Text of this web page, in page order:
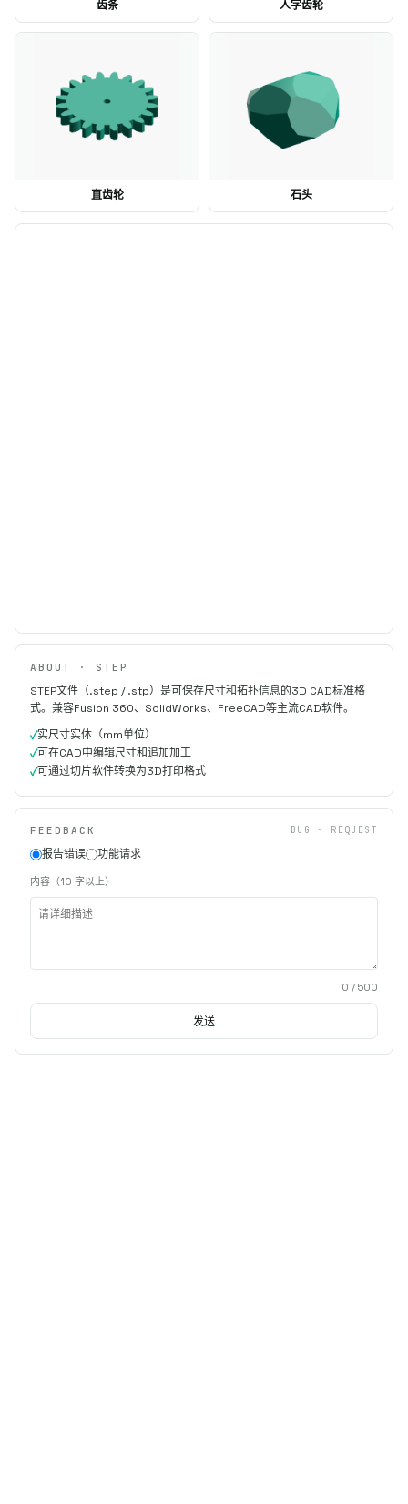
齿条 人字齿轮
直齿轮 石头
ABOUT · STEP
STEP文件（.step / .stp）是可保存尺寸和拓扑信息的3D CAD标准格
式。兼容Fusion 360、SolidWorks、FreeCAD等主流CAD软件。
实尺寸实体（mm单位）
可在CAD中编辑尺寸和追加加工
可通过切片软件转换为3D打印格式
FEEDBACK BUG · REQUEST
报告错误 功能请求
内容（10 字以上）
0 / 500
发送